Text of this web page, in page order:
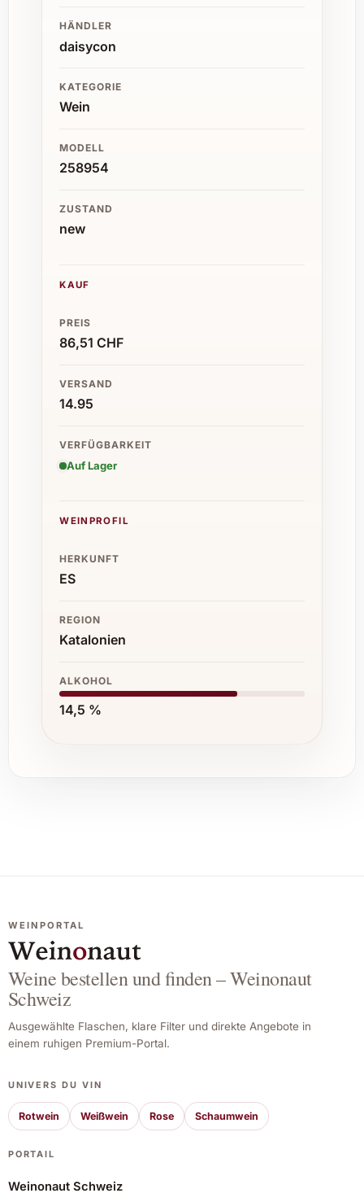
HÄNDLER
daisycon
KATEGORIE
Wein
MODELL
258954
ZUSTAND
new
KAUF
PREIS
86,51 CHF
VERSAND
14.95
VERFÜGBARKEIT
Auf Lager
WEINPROFIL
HERKUNFT
ES
REGION
Katalonien
ALKOHOL
14,5 %
WEINPORTAL
Weine bestellen und finden – Weinonaut
Schweiz
Ausgewählte Flaschen, klare Filter und direkte Angebote in
einem ruhigen Premium-Portal.
UNIVERS DU VIN
Rotwein Weißwein Rose Schaumwein
PORTAIL
Weinonaut Schweiz